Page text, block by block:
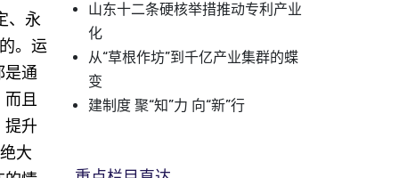
、永
。运
是通
而且
提升
大
山东十二条硬核举措推动专利产业
化
从“草根作坊”到千亿产业集群的蝶
变
建制度 聚“知”力 向“新”行